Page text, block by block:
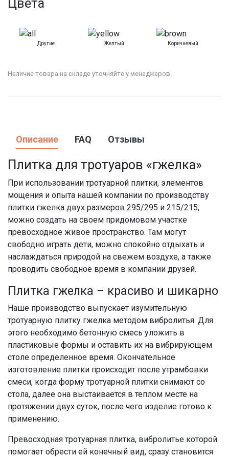
Цвета
Другие Желтый Коричневый
Наличие товара на складе уточняйте у менеджеров.
Описание FAQ Отзывы
Плитка для тротуаров «гжелка»
При использовании тротуарной плитки, элементов
мощения и опыта нашей компании по производству
плитки гжелка двух размеров 295/295 и 215/215,
можно создать на своем придомовом участке
превосходное живое пространство. Там могут
свободно играть дети, можно спокойно отдыхать и
наслаждаться природой на свежем воздухе, а также
проводить свободное время в компании друзей.
Плитка гжелка – красиво и шикарно
Наше производство выпускает изумительную
тротуарную плитку гжелка методом вибролитья. Для
этого необходимо бетонную смесь уложить в
пластиковые формы и оставить их на вибрирующем
столе определенное время. Окончательное
изготовление плитки происходит после утрамбовки
смеси, когда форму тротуарной плитки снимают со
стола, далее она выстаивается в теплом месте на
протяжении двух суток, после чего изделие готово к
применению.
Превосходная тротуарная плитка, вибролитье которой
помогает обрести ей конечный вид, сразу становится